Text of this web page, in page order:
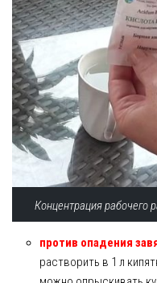
Концентрация рабочего
против опадения
растворить в 1 л